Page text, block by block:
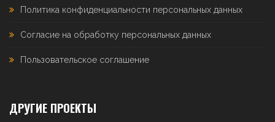
Политика конфиденциальности персональных данных
Согласие на обработку персональных данных
Пользовательское соглашение
ДРУГИЕ ПРОЕКТЫ